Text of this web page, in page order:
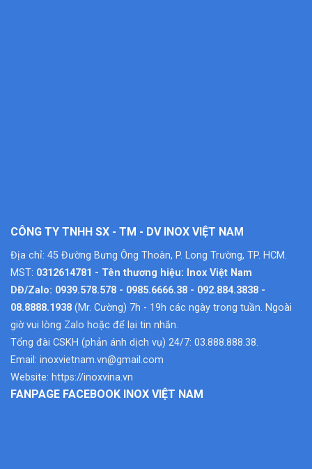
CÔNG TY TNHH SX - TM - DV INOX VIỆT NAM
Địa chỉ: 45 Đường Bưng Ông Thoàn, P. Long Trường, TP. HCM.
MST: 0312614781 - Tên thương hiệu: Inox Việt Nam
DĐ/Zalo: 0939.578.578 - 0985.6666.38 - 092.884.3838 -
08.8888.1938 (Mr. Cường) 7h - 19h các ngày trong tuần. Ngoài
giờ vui lòng Zalo hoặc để lại tin nhắn.
Tổng đài CSKH (phản ánh dịch vụ) 24/7: 03.888.888.38.
Email: inoxvietnam.vn@gmail.com
Website: https://inoxvina.vn
FANPAGE FACEBOOK INOX VIỆT NAM